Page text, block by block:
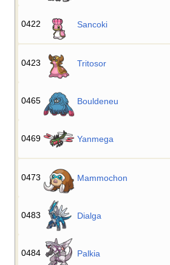
0422 Sancoki
0423 Tritosor
0465 Bouldeneu
0469 Yanmega
0473 Mammochon
0483 Dialga
0484 Palkia